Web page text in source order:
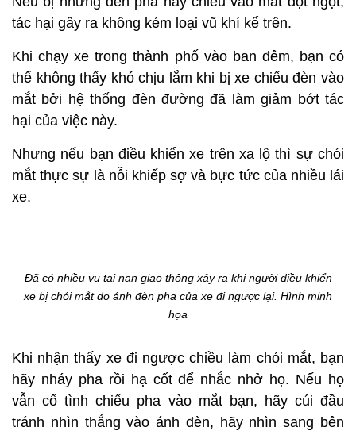
tác hại gây ra không kém loại vũ khí kể trên.
Khi chạy xe trong thành phố vào ban đêm, bạn có
thể không thấy khó chịu lắm khi bị xe chiếu đèn vào
mắt bởi hệ thống đèn đường đã làm giảm bớt tác
hại của việc này.
Nhưng nếu bạn điều khiển xe trên xa lộ thì sự chói
mắt thực sự là nỗi khiếp sợ và bực tức của nhiều lái
xe.
Đã có nhiều vụ tai nạn giao thông xảy ra khi người điều khiển
xe bị chói mắt do ánh đèn pha của xe đi ngược lại. Hình minh
họa
Khi nhận thấy xe đi ngược chiều làm chói mắt, bạn
hãy nháy pha rồi hạ cốt để nhắc nhở họ. Nếu họ
vẫn cố tình chiếu pha vào mắt bạn, hãy cúi đầu
tránh nhìn thẳng vào ánh đèn, hãy nhìn sang bên